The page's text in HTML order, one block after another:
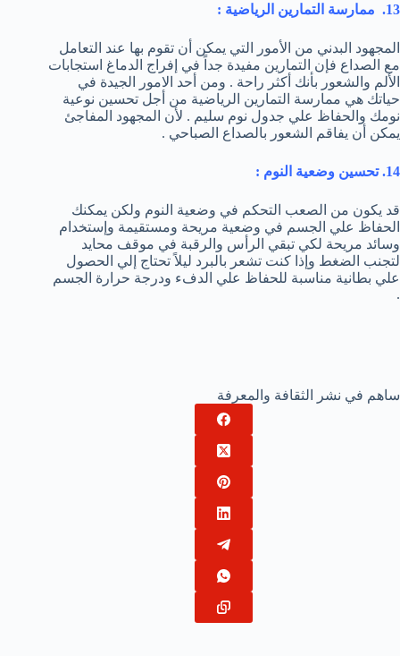
13. ممارسة التمارين الرياضية :
المجهود البدني من الأمور التي يمكن أن تقوم بها عند التعامل
مع الصداع فإن التمارين مفيدة جداً في إفراج الدماغ استجابات
الألم والشعور بأنك أكثر راحة . ومن أحد الامور الجيدة في
حياتك هي ممارسة التمارين الرياضية من أجل تحسين نوعية
نومك والحفاظ علي جدول نوم سليم . لأن المجهود المفاجئ
يمكن أن يفاقم الشعور بالصداع الصباحي .
14. تحسين وضعية النوم :
قد يكون من الصعب التحكم في وضعية النوم ولكن يمكنك
الحفاظ علي الجسم في وضعية مريحة ومستقيمة وإستخدام
وسائد مريحة لكي تبقي الرأس والرقبة في موقف محايد
لتجنب الضغط وإذا كنت تشعر بالبرد ليلاً تحتاج إلي الحصول
علي بطانية مناسبة للحفاظ علي الدفء ودرجة حرارة الجسم
.
ساهم في نشر الثقافة والمعرفة